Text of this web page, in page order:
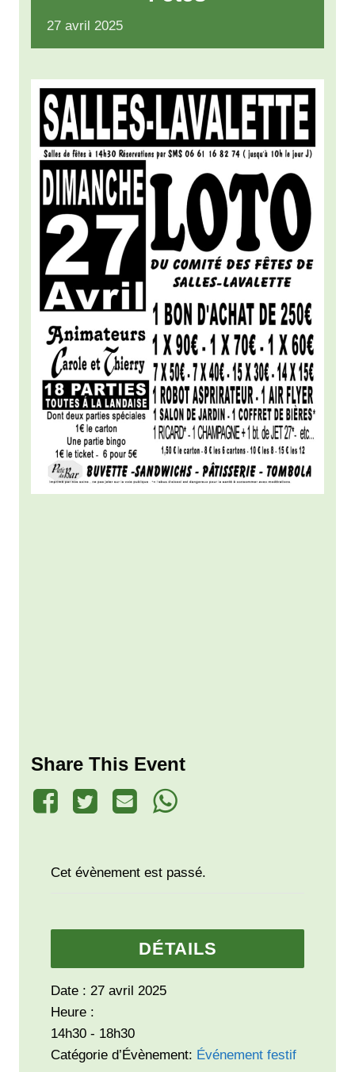
27 avril 2025
Share This Event
Cet évènement est passé.
DÉTAILS
Date : 27 avril 2025
Heure :
14h30 - 18h30
Catégorie d’Évènement: Événement festif